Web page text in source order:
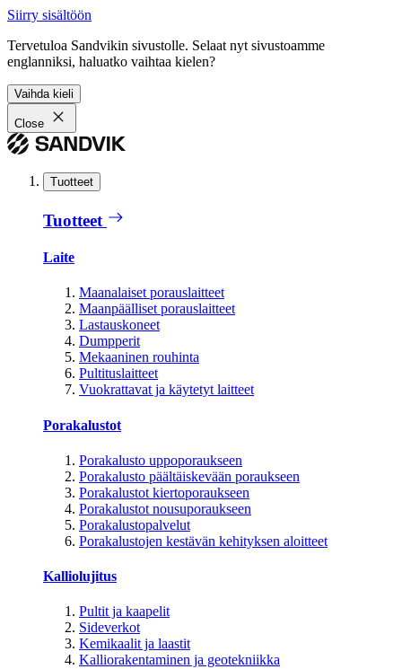
Siirry sisältöön
Tervetuloa Sandvikin sivustolle. Selaat nyt sivustoamme
englanniksi, haluatko vaihtaa kielen?
Vaihda kieli
Close
Tuotteet
Tuotteet
Laite
Maanalaiset porauslaitteet
Maanpäälliset porauslaitteet
Lastauskoneet
Dumpperit
Mekaaninen rouhinta
Pultituslaitteet
Vuokrattavat ja käytetyt laitteet
Porakalustot
Porakalusto uppoporaukseen
Porakalusto päältäiskevään poraukseen
Porakalustot kiertoporaukseen
Porakalustot nousuporaukseen
Porakalustopalvelut
Porakalustojen kestävän kehityksen aloitteet
Kalliolujitus
Pultit ja kaapelit
Sideverkot
Kemikaalit ja laastit
Kalliorakentaminen ja geotekniikka